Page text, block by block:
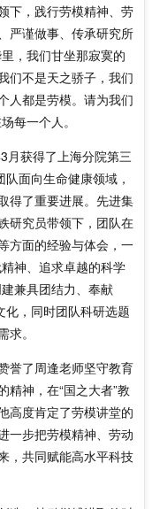
下，践行劳模精神、劳
严谨做事、传承研究所
，我们甘坐那寂寞的
们不是天之骄子，我们
人都是劳模。请为我们
每一个人。
月获得了上海分院第三
面向生命健康领域，
得了重要进展。先进集
研究员带领下，团队在
方面的经验与体会，一
神、追求卓越的科学
兼具团结力、奉献
化，同时团队科研选题
。
誉了周逢老师坚守教育
精神，在“国之大者”教
高度肯定了劳模讲堂的
一步把劳模精神、劳动
，共同赋能高水平科技